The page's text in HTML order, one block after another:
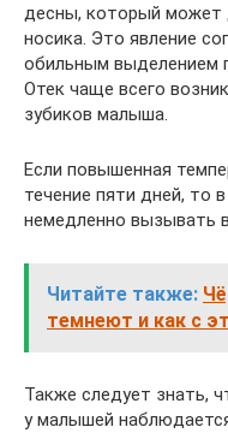
десны, который может
носика. Это явление
обильным выделением
Отек чаще всего
зубиков малыша.
Если повышенная
течение пяти дней, то
немедленно вызывать
Читайте также:
темнеют и как с
Также следует знать,
у малышей